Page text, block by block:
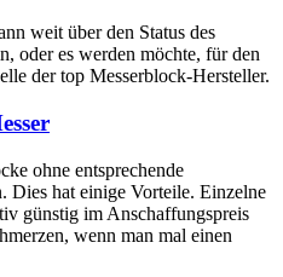
weit über den Status des
oder es werden möchte, für den
der top Messerblock-Hersteller.
ohne entsprechende
Dies hat einige Vorteile. Einzelne
günstig im Anschaffungspreis
wenn man mal einen